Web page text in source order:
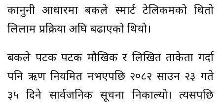
कानुनी आधारमा बैंकले स्मार्ट टेलिकमको धितो
लिलाम प्रक्रिया अघि बढाएको थियो।
बैंकले पटक पटक मौखिक र लिखित ताकेता गर्दा
पनि ऋण नियमित नभएपछि २०८२ साउन २३ गते
३५ दिने सार्वजनिक सूचना निकाल्यो। त्यसपछि